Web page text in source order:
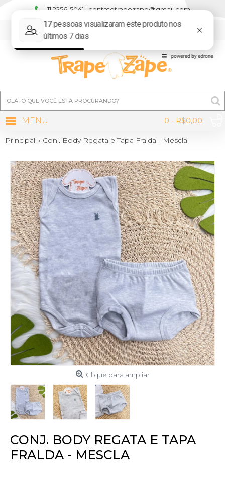
11 2256-5041 | contatotrapezape@gmail.com
0 - R$0,00
MENU
Principal Conj. Body Regata e Tapa Fralda - Mescla
Clique para ampliar
CONJ. BODY REGATA E TAPA
FRALDA - MESCLA